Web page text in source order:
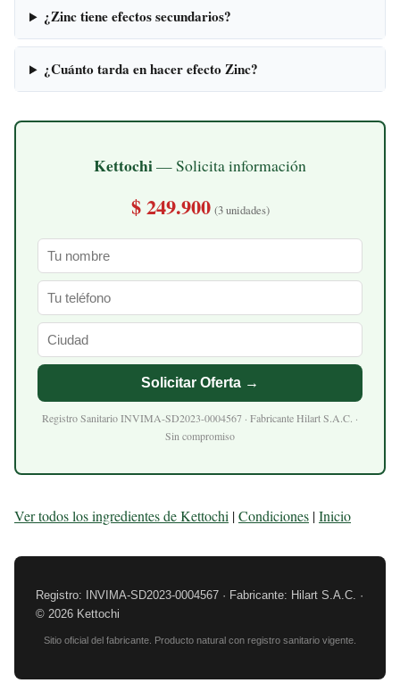
¿Zinc tiene efectos secundarios?
¿Cuánto tarda en hacer efecto Zinc?
Kettochi— Solicita información
$ 249.900 (3 unidades)
Solicitar Oferta →
Registro Sanitario INVIMA-SD2023-0004567 · Fabricante Hilart S.A.C. ·
Sin compromiso
Ver todos los ingredientes de Kettochi |Condiciones |Inicio
Registro: INVIMA-SD2023-0004567 · Fabricante: Hilart S.A.C. ·
© 2026 Kettochi
Sitio oficial del fabricante. Producto natural con registro sanitario vigente.